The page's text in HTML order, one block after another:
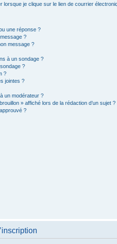
lorsque je clique sur le lien de courrier
une réponse ?
?
message ?
à un sondage ?
?
?
jointes ?
un modérateur ?
» affiché lors de la rédaction d’un sujet ?
?